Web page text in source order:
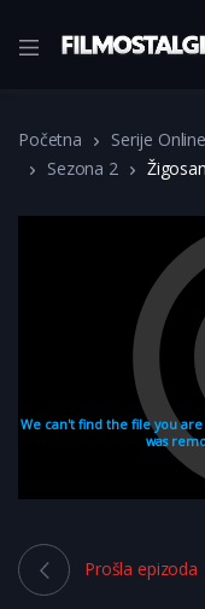
Početna Serije Online
Sezona 2
Prošla epizoda